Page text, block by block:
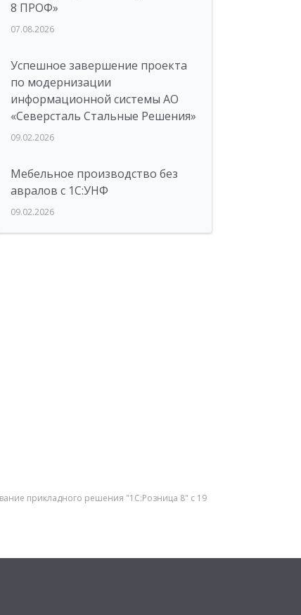
8 ПРОФ»
07.08.2026
Успешное завершение проекта
по модернизации
информационной системы АО
«Северсталь Стальные Решения»
09.02.2026
Мебельное производство без
авралов с 1С:УНФ
09.02.2026
прикладного решения "1С:Розница 8" с 19